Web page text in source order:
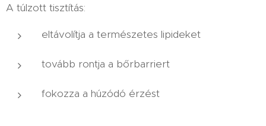
A túlzott tisztítás:
eltávolítja a természetes lipideket
tovább rontja a bőrbarriert
fokozza a húzódó érzést